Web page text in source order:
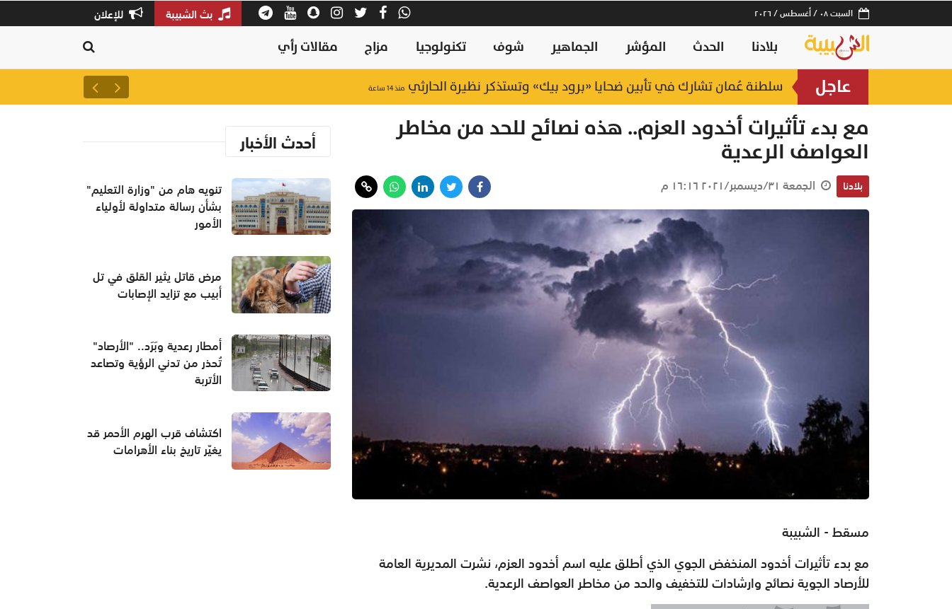
السبت ٠٨ / أغسطس / ٢٠٢٦ بث الشبيبة للإعلان
بلادنا الحدث المؤشر الجماهير شوف تكنولوجيا مزاج مقالات رأي
عاجل سلطنة عُمان تشارك في تأبين ضحايا «برود بيك» وتستذكر نظيرة الحارثي منذ ١٤ ساعة تنويه هام من "وزارة التعليم"
مع بدء تأثيرات أخدود العزم.. هذه نصائح للحد من مخاطر
العواصف الرعدية
بلادنا الجمعة ٣١/ديسمبر/٢٠٢١ ١٦:١٦ م
مسقط - الشبيبة
مع بدء تأثيرات أخدود المنخفض الجوي الذي أطلق عليه اسم أخدود العزم، ‏نشرت المديرية العامة
للأرصاد الجوية نصائح وارشادات للتخفيف والحد من مخاطر العواصف الرعدية.
أحدث الأخبار
تنويه هام من "وزارة التعليم"
بشأن رسالة متداولة لأولياء
الأمور
مرض قاتل يثير القلق في تل
أبيب مع تزايد الإصابات
أمطار رعدية وبَرَد.. "الأرصاد"
تُحذر من تدني الرؤية وتصاعد
الأتربة
اكتشاف قرب الهرم الأحمر قد
يغيّر تاريخ بناء الأهرامات